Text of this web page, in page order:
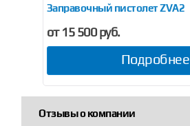
Заправочный пистолет ZVA2
от 15 500 руб.
Подробнее
Отзывы о компании